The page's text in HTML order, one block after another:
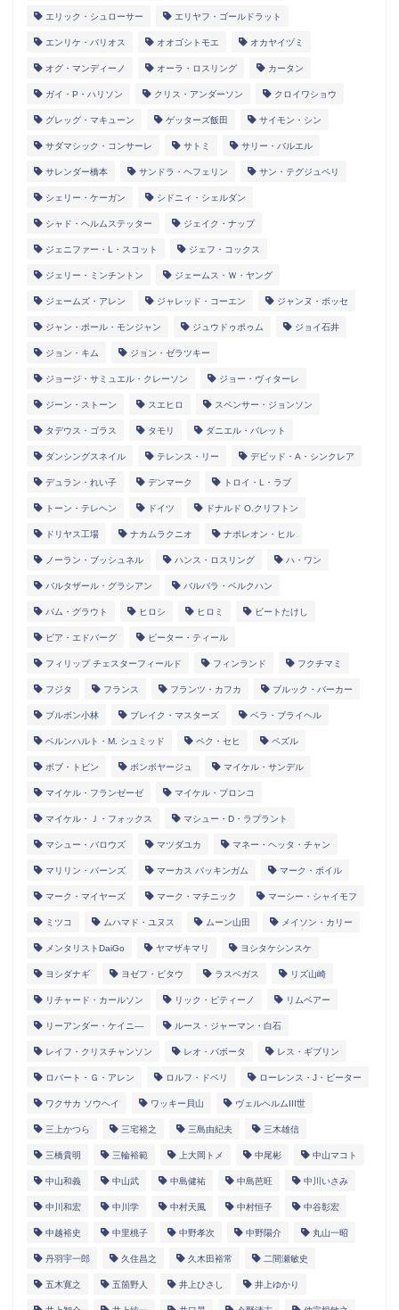
エリック・シュローサー エリヤフ・ゴールドラット
エンリケ・バリオス オオゴシトモエ オカヤイヅミ
オグ・マンディーノ オーラ・ロスリング カータン
ガイ・P・ハリソン クリス・アンダーソン クロイワショウ
グレッグ・マキューン ゲッターズ飯田 サイモン・シン
サダマシック・コンサーレ サトミ サリー・バルエル
サレンダー橋本 サンドラ・ヘフェリン サン・テグジュペリ
シェリー・ケーガン シドニィ・シェルダン
シャド・ヘルムステッター ジェイク・ナップ
ジェニファー・L・スコット ジェフ・コックス
ジェリー・ミンチントン ジェームス・Ｗ・ヤング
ジェームズ・アレン ジャレッド・コーエン ジャンヌ・ボッセ
ジャン・ポール・モンジャン ジュウドゥポゥム ジョイ石井
ジョン・キム ジョン・ゼラツキー
ジョージ・サミュエル・クレーソン ジョー・ヴィターレ
ジーン・ストーン スエヒロ スペンサー・ジョンソン
タデウス・ゴラス タモリ ダニエル・バレット
ダンシングスネイル テレンス・リー デビッド・A・シンクレア
デュラン・れい子 デンマーク トロイ・L・ラブ
トーン・テレヘン ドイツ ドナルド O.クリフトン
ドリヤス工場 ナカムラクニオ ナポレオン・ヒル
ノーラン・ブッシュネル ハンス・ロスリング ハ・ワン
バルタザール・グラシアン バルバラ・ベルクハン
パム・グラウト ヒロシ ヒロミ ビートたけし
ピア・エドバーグ ピーター・ティール
フィリップ チェスターフィールド フィンランド フクチマミ
フジタ フランス フランツ・カフカ ブルック・バーカー
ブルボン小林 ブレイク・マスターズ ベラ・ブライヘル
ベルンハルト・M. シュミッド ペク・セヒ ペズル
ボブ・トビン ボンボヤージュ マイケル・サンデル
マイケル・フランゼーゼ マイケル・プロンコ
マイケル・Ｊ・フォックス マシュー・D・ラプラント
マシュー・バロウズ マツダユカ マネー・ヘッタ・チャン
マリリン・バーンズ マーカス バッキンガム マーク・ボイル
マーク・マイヤーズ マーク・マチニック マーシー・シャイモフ
ミツコ ムハマド・ユヌス ムーン山田 メイソン・カリー
メンタリストDaiGo ヤマザキマリ ヨシタケシンスケ
ヨシダナギ ヨゼフ・ピタウ ラスベガス リズ山崎
リチャード・カールソン リック・ピティーノ リムベアー
リーアンダー・ケイニ― ルース・ジャーマン・白石
レイフ・クリスチャンソン レオ・バボータ レス・ギブリン
ロバート・Ｇ・アレン ロルフ・ドベリ ローレンス・J・ピーター
ワクサカ ソウヘイ ワッキー貝山 ヴェルヘルムIII世
三上かつら 三宅裕之 三島由紀夫 三木雄信
三橋貴明 三輪裕範 上大岡トメ 中尾彬 中山マコト
中山和義 中山武 中島健祐 中島芭旺 中川いさみ
中川和宏 中川学 中村天風 中村恒子 中谷彰宏
中越裕史 中里桃子 中野孝次 中野陽介 丸山一昭
丹羽宇一郎 久住昌之 久木田裕常 二間瀬敏史
五木寛之 五箇野人 井上ひさし 井上ゆかり